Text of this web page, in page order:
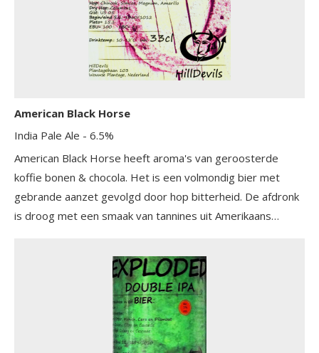
American Black Horse
India Pale Ale - 6.5%
American Black Horse heeft aroma's van geroosterde
koffie bonen & chocola. Het is een volmondig bier met
gebrande aanzet gevolgd door hop bitterheid. De afdronk
is droog met een smaak van tannines uit Amerikaans